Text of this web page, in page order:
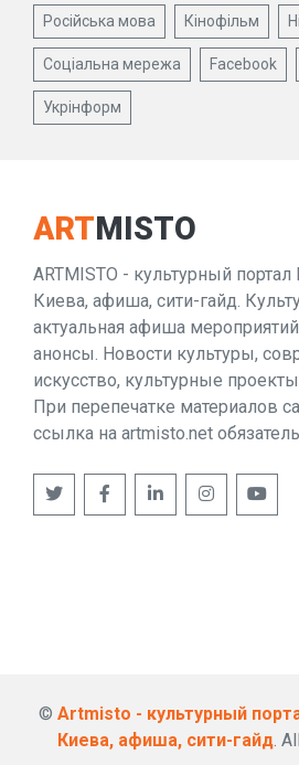
Російська мова Кінофільм
Соціальна мережа Facebook
Укрінформ
ARTMISTO
ARTMISTO - культурный
Киева, афиша, сити-гайд.
актуальная афиша
анонсы. Новости культуры,
искусство, культурные
При перепечатке материалов
ссылка на artmisto.net
© Artmisto - культурный
Киева, афиша, сити-гайд.